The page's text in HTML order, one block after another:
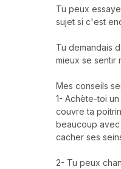
Tu peux
sujet si c'est
Tu demandais
mieux se sentir
Mes conseils
1- Achète-toi
couvre ta
beaucoup
cacher ses
2- Tu peux